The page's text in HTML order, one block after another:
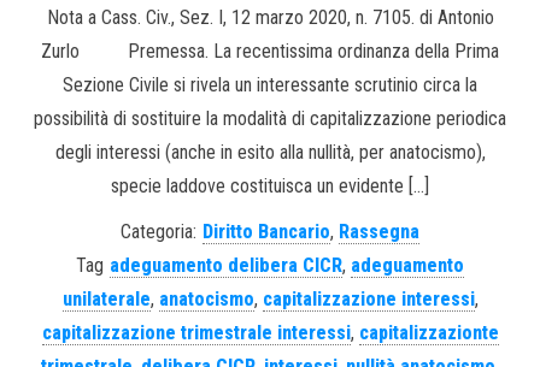
Nota a Cass. Civ., Sez. I, 12 marzo 2020, n. 7105. di Antonio
Zurlo Premessa. La recentissima ordinanza della Prima
Sezione Civile si rivela un interessante scrutinio circa la
possibilità di sostituire la modalità di capitalizzazione periodica
degli interessi (anche in esito alla nullità, per anatocismo),
specie laddove costituisca un evidente […]
Categoria: Diritto Bancario, Rassegna
Tag adeguamento delibera CICR, adeguamento
unilaterale, anatocismo, capitalizzazione interessi,
capitalizzazione trimestrale interessi, capitalizzazionte